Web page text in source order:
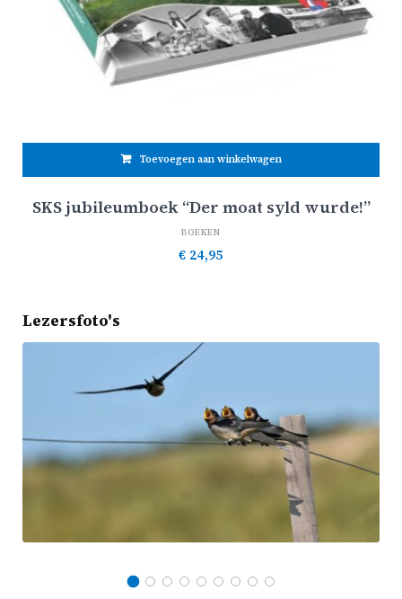
Toevoegen aan winkelwagen
SKS jubileumboek “Der moat syld wurde!”
BOEKEN
€ 24,95
Lezersfoto's